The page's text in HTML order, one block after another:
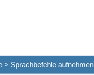
> Sprachbefehle aufnehmen